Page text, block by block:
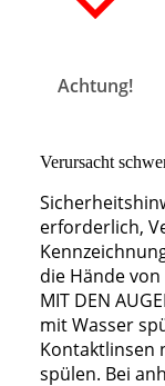
Achtung!
Verursacht
erforderlich,
die Hände von
MIT DEN
mit Wasser
Kontaktlinsen
spülen. Bei